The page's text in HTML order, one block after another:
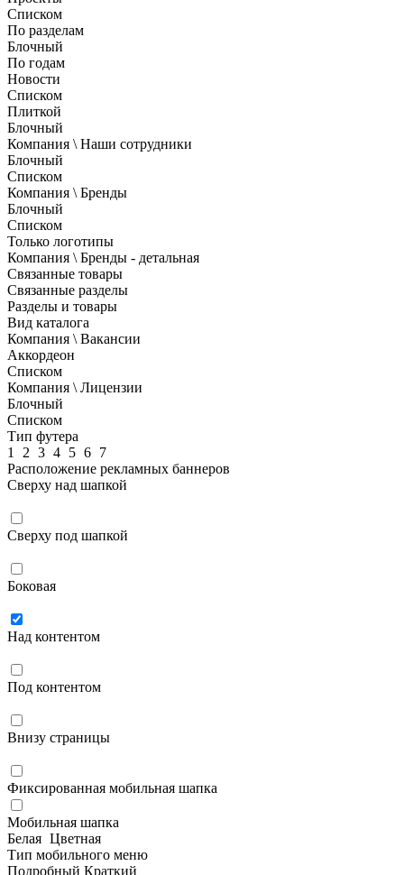
Списком
По разделам
Блочный
По годам
Новости
Списком
Плиткой
Блочный
Компания \ Наши сотрудники
Блочный
Списком
Компания \ Бренды
Блочный
Списком
Только логотипы
Компания \ Бренды - детальная
Связанные товары
Связанные разделы
Разделы и товары
Вид каталога
Компания \ Вакансии
Аккордеон
Списком
Компания \ Лицензии
Блочный
Списком
Тип футера
1
2 3 4 5 6 7
Расположение рекламных баннеров
Сверху над шапкой
Сверху под шапкой
Боковая
Над контентом
Под контентом
Внизу страницы
Фиксированная мобильная шапка
Мобильная шапка
Белая Цветная
Тип мобильного меню
Подробный Краткий